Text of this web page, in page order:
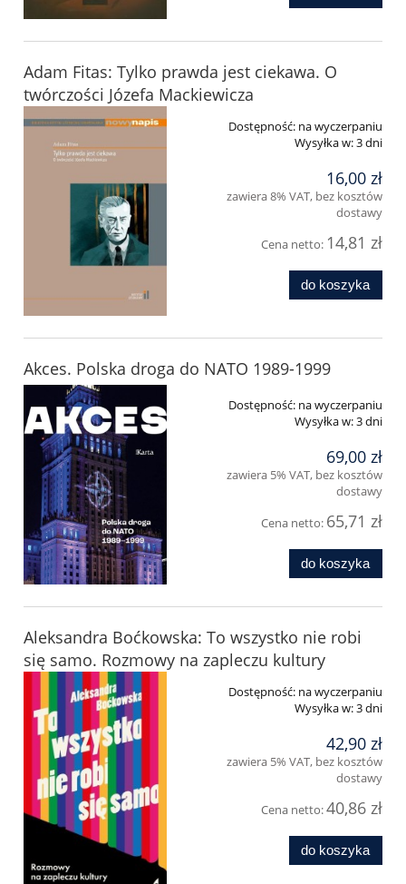
Adam Fitas: Tylko prawda jest ciekawa. O
twórczości Józefa Mackiewicza
Dostępność: na wyczerpaniu
Wysyłka w:3 dni
16,00 zł
zawiera 8% VAT, bez kosztów
dostawy
Cena netto: 14,81 zł
do koszyka
Akces. Polska droga do NATO 1989-1999
Dostępność: na wyczerpaniu
Wysyłka w:3 dni
69,00 zł
zawiera 5% VAT, bez kosztów
dostawy
Cena netto: 65,71 zł
do koszyka
Aleksandra Boćkowska: To wszystko nie robi
się samo. Rozmowy na zapleczu kultury
Dostępność: na wyczerpaniu
Wysyłka w:3 dni
42,90 zł
zawiera 5% VAT, bez kosztów
dostawy
Cena netto:40,86 zł
do koszyka